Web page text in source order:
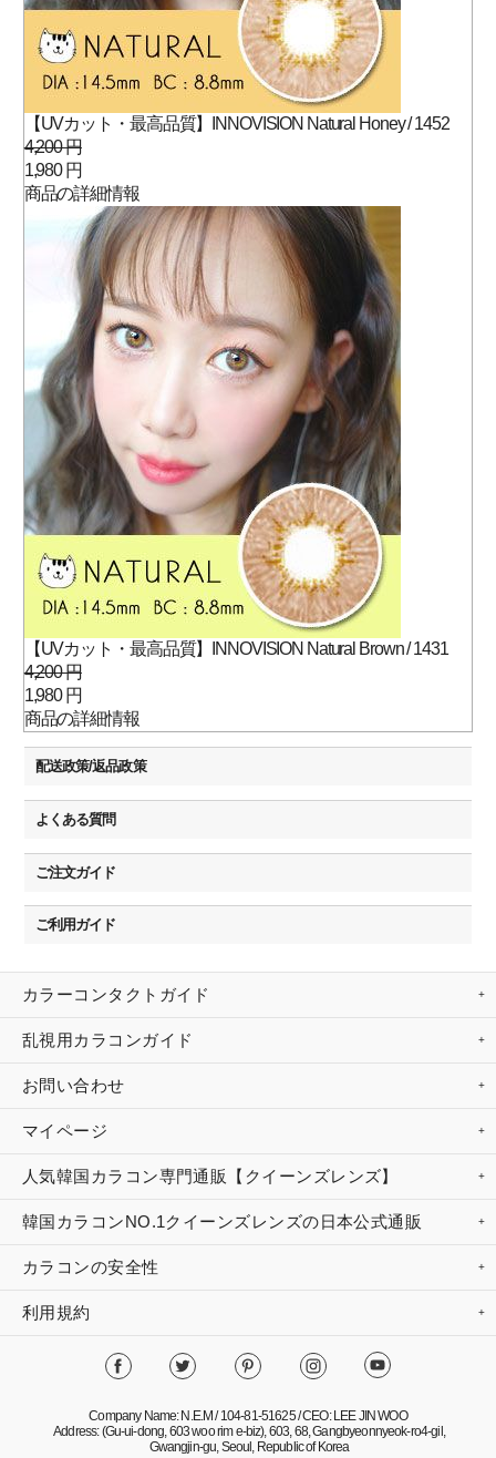
【UVカット・最高品質】INNOVISION Natural Honey / 1452
4,200 円
1,980 円
商品の詳細情報
【UVカット・最高品質】INNOVISION Natural Brown / 1431
4,200 円
1,980 円
商品の詳細情報
配送政策/返品政策
よくある質問
ご注文ガイド
ご利用ガイド
カラーコンタクトガイド
乱視用カラコンガイド
お問い合わせ
マイページ
人気韓国カラコン専門通販【クイーンズレンズ】
韓国カラコンNO.1クイーンズレンズの日本公式通販
カラコンの安全性
利用規約
Company Name: N.E.M / 104-81-51625 / CEO: LEE JIN WOO
Address: (Gu-ui-dong, 603 woo rim e-biz), 603, 68, Gangbyeonnyeok-ro4-gil,
Gwangjin-gu, Seoul, Republic of Korea